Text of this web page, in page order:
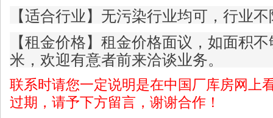
【适合行业】无污染行业均可，行业
【租金价格】租金价格面议，如面积
米，欢迎有意者前来洽谈业务。
联系时请您一定说明是在中国厂库房网上
过期，请予下方留言，谢谢合作！